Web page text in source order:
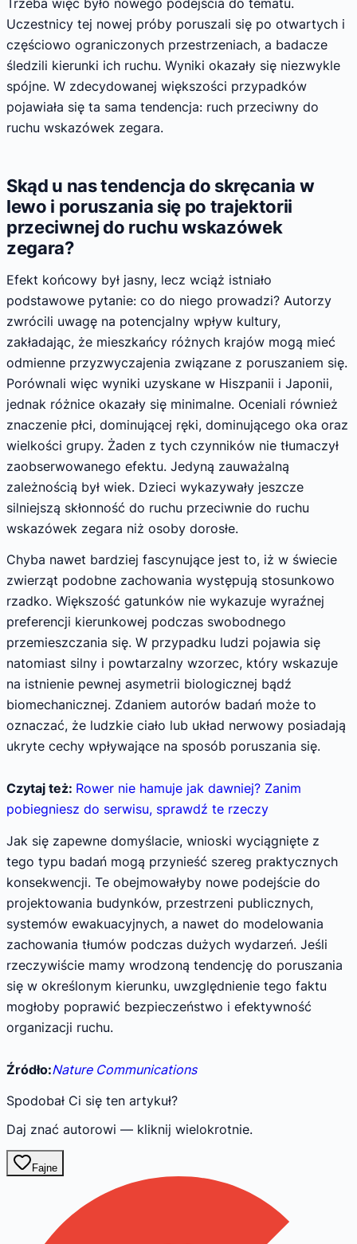
Trzeba więc było nowego podejścia do tematu.
Uczestnicy tej nowej próby poruszali się po otwartych i
częściowo ograniczonych przestrzeniach, a badacze
śledzili kierunki ich ruchu. Wyniki okazały się niezwykle
spójne. W zdecydowanej większości przypadków
pojawiała się ta sama tendencja: ruch przeciwny do
ruchu wskazówek zegara.
Skąd u nas tendencja do skręcania w
lewo i poruszania się po trajektorii
przeciwnej do ruchu wskazówek
zegara?
Efekt końcowy był jasny, lecz wciąż istniało
podstawowe pytanie: co do niego prowadzi? Autorzy
zwrócili uwagę na potencjalny wpływ kultury,
zakładając, że mieszkańcy różnych krajów mogą mieć
odmienne przyzwyczajenia związane z poruszaniem się.
Porównali więc wyniki uzyskane w Hiszpanii i Japonii,
jednak różnice okazały się minimalne. Oceniali również
znaczenie płci, dominującej ręki, dominującego oka oraz
wielkości grupy. Żaden z tych czynników nie tłumaczył
zaobserwowanego efektu. Jedyną zauważalną
zależnością był wiek. Dzieci wykazywały jeszcze
silniejszą skłonność do ruchu przeciwnie do ruchu
wskazówek zegara niż osoby dorosłe.
Chyba nawet bardziej fascynujące jest to, iż w świecie
zwierząt podobne zachowania występują stosunkowo
rzadko. Większość gatunków nie wykazuje wyraźnej
preferencji kierunkowej podczas swobodnego
przemieszczania się. W przypadku ludzi pojawia się
natomiast silny i powtarzalny wzorzec, który wskazuje
na istnienie pewnej asymetrii biologicznej bądź
biomechanicznej. Zdaniem autorów badań może to
oznaczać, że ludzkie ciało lub układ nerwowy posiadają
ukryte cechy wpływające na sposób poruszania się.
Czytaj też: Rower nie hamuje jak dawniej? Zanim
pobiegniesz do serwisu, sprawdź te rzeczy
Jak się zapewne domyślacie, wnioski wyciągnięte z
tego typu badań mogą przynieść szereg praktycznych
konsekwencji. Te obejmowałyby nowe podejście do
projektowania budynków, przestrzeni publicznych,
systemów ewakuacyjnych, a nawet do modelowania
zachowania tłumów podczas dużych wydarzeń. Jeśli
rzeczywiście mamy wrodzoną tendencję do poruszania
się w określonym kierunku, uwzględnienie tego faktu
mogłoby poprawić bezpieczeństwo i efektywność
organizacji ruchu.
Źródło:Nature Communications
Spodobał Ci się ten artykuł?
Daj znać autorowi — kliknij wielokrotnie.
Fajne